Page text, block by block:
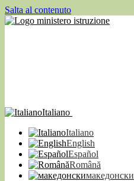
Salta al contenuto
Italiano
Italiano
English
Español
Română
македонски